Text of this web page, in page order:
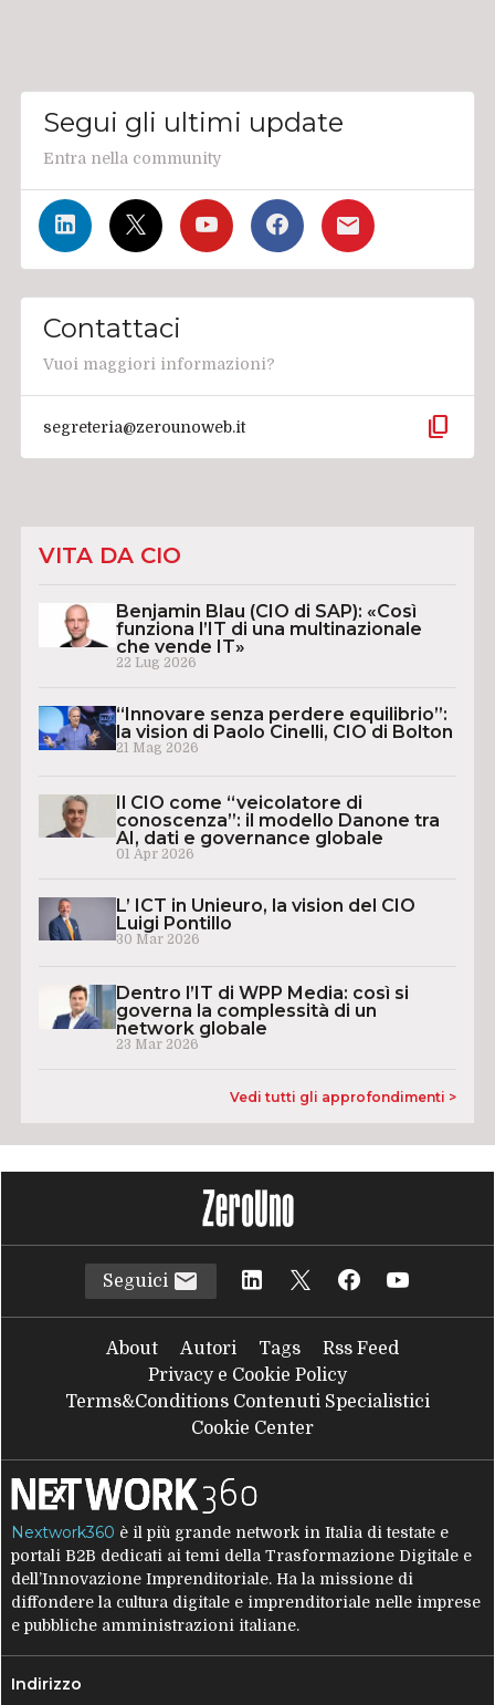
Segui gli ultimi update
Entra nella community
Contattaci
Vuoi maggiori informazioni?
segreteria@zerounoweb.it content_copy
VITA DA CIO
Benjamin Blau (CIO di SAP): «Così
funziona l’IT di una multinazionale
che vende IT»
22 Lug 2026
“Innovare senza perdere equilibrio”:
la vision di Paolo Cinelli, CIO di Bolton
21 Mag 2026
Il CIO come “veicolatore di
conoscenza”: il modello Danone tra
AI, dati e governance globale
01 Apr 2026
L’ ICT in Unieuro, la vision del CIO
Luigi Pontillo
30 Mar 2026
Dentro l’IT di WPP Media: così si
governa la complessità di un
network globale
23 Mar 2026
Vedi tutti gli approfondimenti >
Seguici
About Autori Tags
Rss Feed
Privacy e Cookie Policy
Terms&Conditions Contenuti Specialistici
Cookie Center
Nextwork360 è il più grande network in Italia di testate e
portali B2B dedicati ai temi della Trasformazione Digitale e
dell’Innovazione Imprenditoriale. Ha la missione di
diffondere la cultura digitale e imprenditoriale nelle imprese
e pubbliche amministrazioni italiane.
Indirizzo